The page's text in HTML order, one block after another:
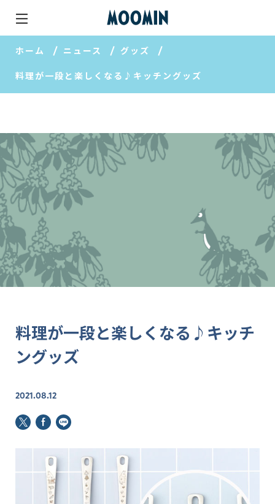
ホーム ニュース グッズ
料理が一段と楽しくなる♪キッチングッズ
料理が一段と楽しくなる♪キッチ
ングッズ
2021.08.12